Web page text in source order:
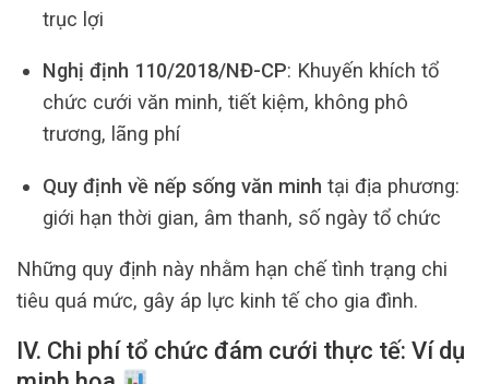
trục lợi
Nghị định 110/2018/NĐ-CP: Khuyến khích tổ
chức cưới văn minh, tiết kiệm, không phô
trương, lãng phí
Quy định về nếp sống văn minh tại địa phương:
giới hạn thời gian, âm thanh, số ngày tổ chức
Những quy định này nhằm hạn chế tình trạng chi
tiêu quá mức, gây áp lực kinh tế cho gia đình.
IV. Chi phí tổ chức đám cưới thực tế: Ví dụ